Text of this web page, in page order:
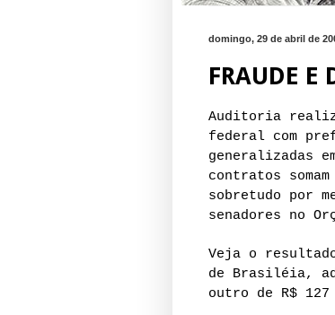
domingo, 29 de abril de
FRAUDE E
Auditoria
federal com
generalizadas
contratos
sobretudo por
senadores no
Veja o
de Brasiléia,
outro de R$